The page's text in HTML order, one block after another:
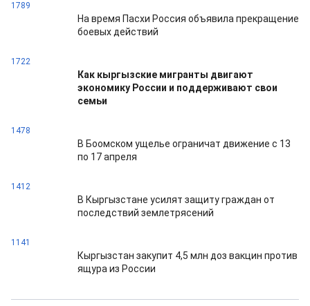
1789
На время Пасхи Россия объявила прекращение
боевых действий
1722
Как кыргызские мигранты двигают
экономику России и поддерживают свои
семьи
1478
В Боомском ущелье ограничат движение с 13
по 17 апреля
1412
В Кыргызстане усилят защиту граждан от
последствий землетрясений
1141
Кыргызстан закупит 4,5 млн доз вакцин против
ящура из России